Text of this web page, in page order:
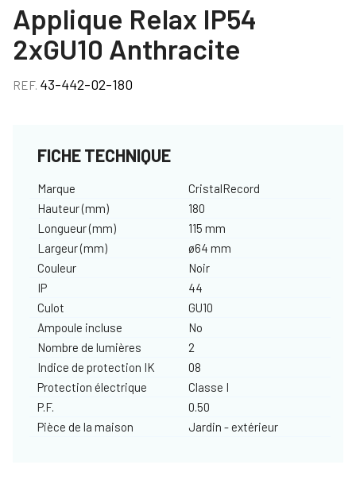
Applique Relax IP54
2xGU10 Anthracite
REF. 43-442-02-180
FICHE TECHNIQUE
Marque
CristalRecord
Hauteur (mm)
180
Longueur (mm)
115 mm
Largeur (mm)
ø64 mm
Couleur
Noir
IP
44
Culot
GU10
Ampoule incluse
No
Nombre de lumières
2
Indice de protection IK
08
Protection électrique
Classe I
P.F.
0.50
Pièce de la maison
Jardin - extérieur